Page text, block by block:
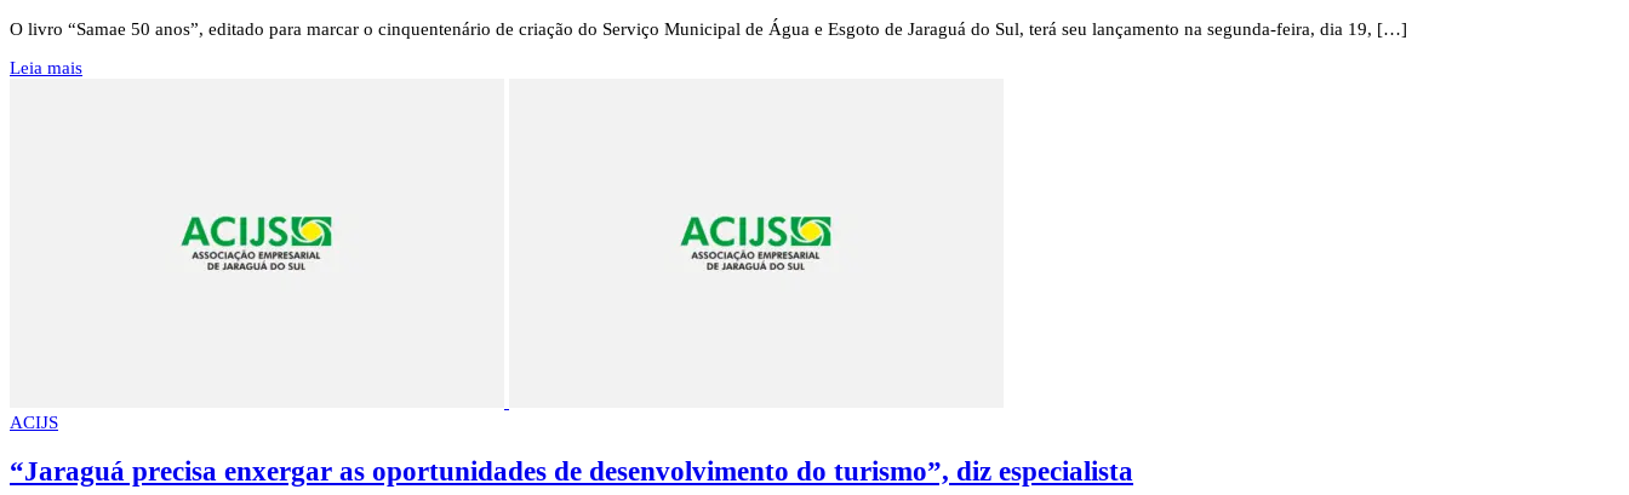
O livro “Samae 50 anos”, editado para marcar o cinquentenário de criação do Serviço Municipal de Água e Esgoto de Jaraguá do Sul, terá seu lançamento na segunda-feira, dia 19, […]
Leia mais
ACIJS
“Jaraguá precisa enxergar as oportunidades de desenvolvimento do turismo”, diz especialista